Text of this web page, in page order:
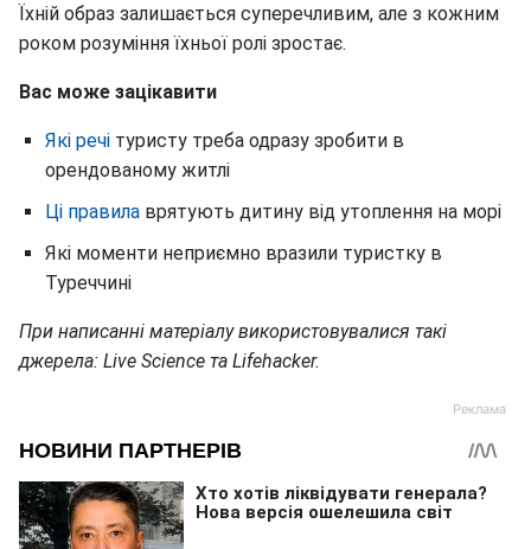
Їхній образ залишається суперечливим, але з кожним
роком розуміння їхньої ролі зростає.
Вас може зацікавити
Які речі туристу треба одразу зробити в
орендованому житлі
Ці правила врятують дитину від утоплення на морі
Які моменти неприємно вразили туристку в
Туреччині
При написанні матеріалу використовувалися такі
джерела: Live Science та Lifehacker.